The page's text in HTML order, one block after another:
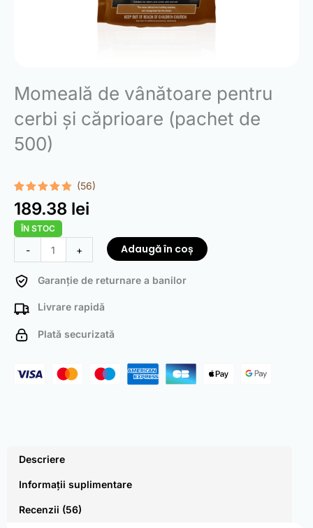
Momeală de vânătoare pentru
cerbi și căprioare (pachet de
500)
Evaluat la
4.98din 5
pe baza a
56
de evaluări
de la
clienți
(56)
189.38 lei
ÎN STOC
-
Cantitate
Hunting
Baits
Deer
Roe
(500
+ Adaugă în coș
Garanție de returnare a banilor
Livrare rapidă
Plată securizată
Descriere
Informații suplimentare
Recenzii (56)